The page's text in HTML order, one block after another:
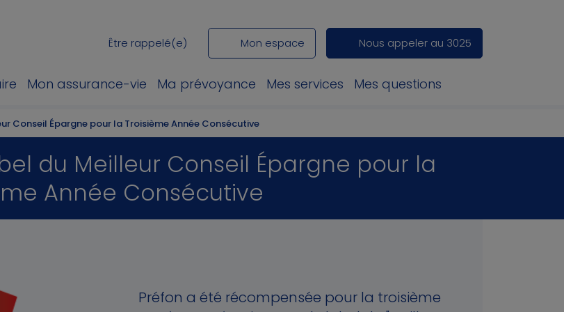
Être rappelé(e) Mon espace Nous appeler au 3025
Mon assurance-vie Ma prévoyance Mes services Mes questions
Conseil Épargne pour la Troisième Année Consécutive
du Meilleur Conseil Épargne pour la
Année Consécutive
Préfon a été récompensée pour la troisième